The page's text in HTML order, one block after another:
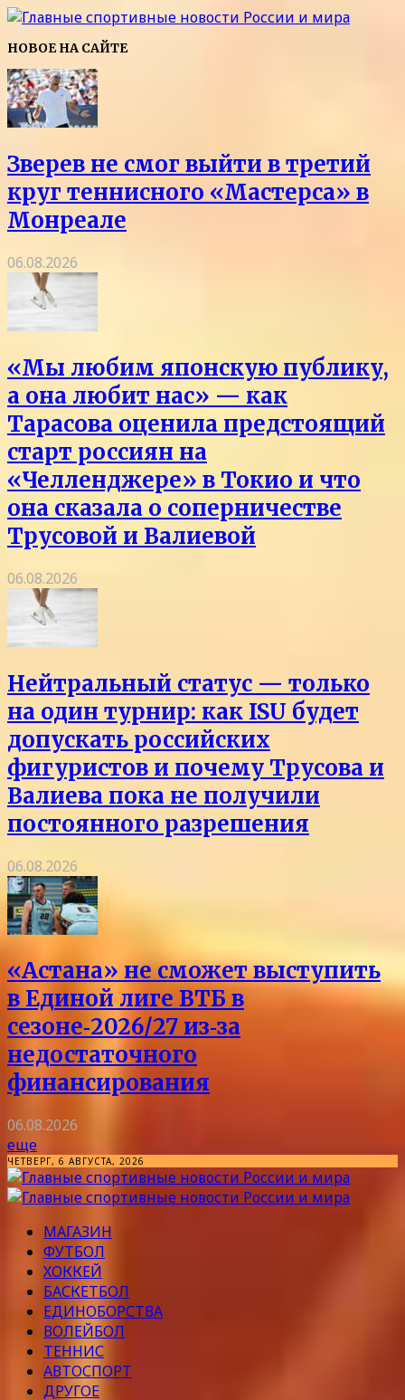
НОВОЕ НА САЙТЕ
Зверев не смог выйти в третий
круг теннисного «Мастерса» в
Монреале
06.08.2026
«Мы любим японскую публику,
а она любит нас» — как
Тарасова оценила предстоящий
старт россиян на
«Челленджере» в Токио и что
она сказала о соперничестве
Трусовой и Валиевой
06.08.2026
Нейтральный статус — только
на один турнир: как ISU будет
допускать российских
фигуристов и почему Трусова и
Валиева пока не получили
постоянного разрешения
06.08.2026
«Астана» не сможет выступить
в Единой лиге ВТБ в
сезоне‑2026/27 из‑за
недостаточного
финансирования
06.08.2026
еще
ЧЕТВЕРГ, 6 АВГУСТА, 2026
МАГАЗИН
ФУТБОЛ
ХОККЕЙ
БАСКЕТБОЛ
ЕДИНОБОРСТВА
ВОЛЕЙБОЛ
ТЕННИС
АВТОСПОРТ
ДРУГОЕ